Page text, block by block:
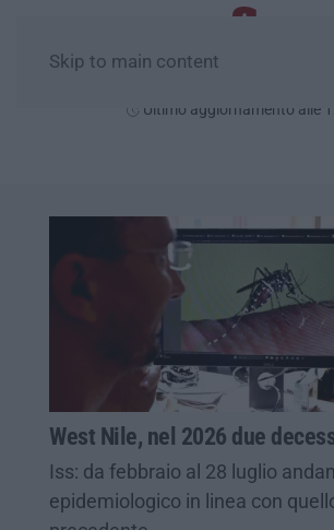
Skip to main content
Ultimo aggiornamento alle
West Nile, nel 2026 due
Iss: da febbraio al 28 luglio
epidemiologico in linea con